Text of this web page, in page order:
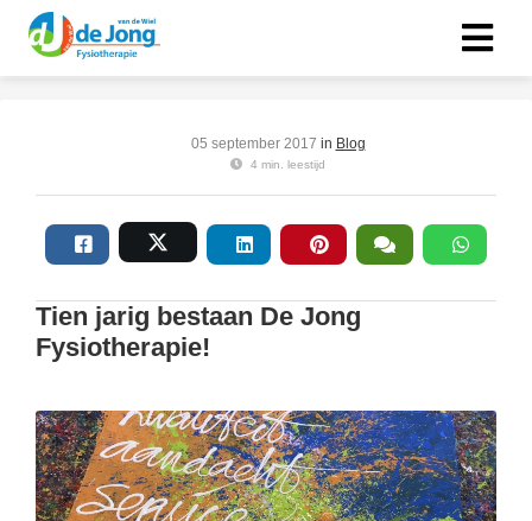
05 september 2017 in Blog
4 min. leestijd
Tien jarig bestaan De Jong
Fysiotherapie!